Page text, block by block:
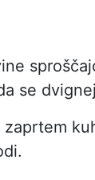
se